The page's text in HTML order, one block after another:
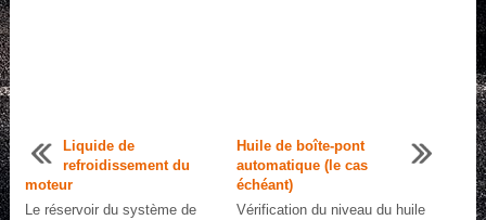
Liquide de
refroidissement du
moteur
Le réservoir du système de
Huile de boîte-pont
automatique (le cas
échéant)
Vérification du niveau du huile